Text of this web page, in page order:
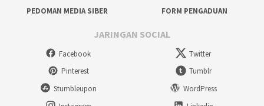
PEDOMAN MEDIA SIBER
FORM PENGADUAN
JARINGAN SOCIAL
Facebook
Twitter
Pinterest
Tumblr
Stumbleupon
WordPress